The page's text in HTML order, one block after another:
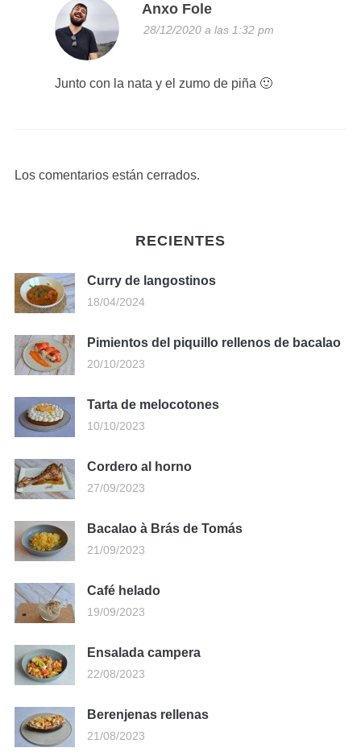
Anxo Fole
28/12/2020 a las 1:32 pm
Junto con la nata y el zumo de piña 🙂
Los comentarios están cerrados.
RECIENTES
Curry de langostinos
18/04/2024
Pimientos del piquillo rellenos de bacalao
20/10/2023
Tarta de melocotones
10/10/2023
Cordero al horno
27/09/2023
Bacalao à Brás de Tomás
21/09/2023
Café helado
19/09/2023
Ensalada campera
22/08/2023
Berenjenas rellenas
21/08/2023